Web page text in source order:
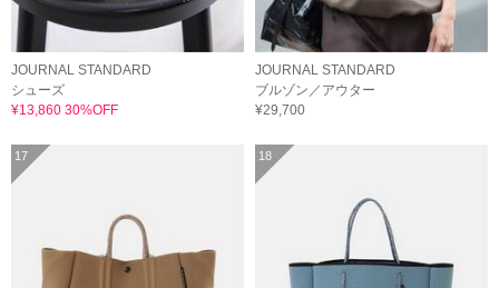
JOURNAL STANDARD
シューズ
¥13,860 30%OFF
JOURNAL STANDARD
ブルゾン／アウター
¥29,700
17 18